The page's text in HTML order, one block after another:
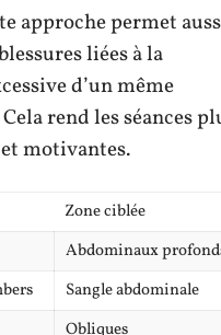
approche permet
liées à la
d’un même
rend les séances
motivantes.
Zone ciblée
Abdominaux
Sangle abdominale
Obliques